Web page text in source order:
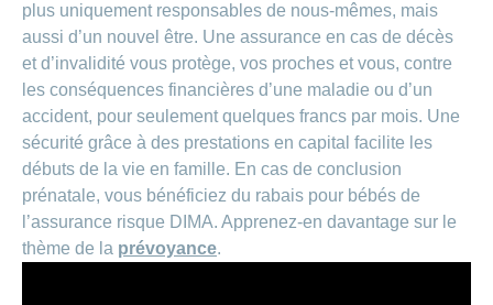
plus uniquement responsables de nous-mêmes, mais
aussi d’un nouvel être. Une assurance en cas de décès
et d’invalidité vous protège, vos proches et vous, contre
les conséquences financières d’une maladie ou d’un
accident, pour seulement quelques francs par mois. Une
sécurité grâce à des prestations en capital facilite les
débuts de la vie en famille. En cas de conclusion
prénatale, vous bénéficiez du rabais pour bébés de
l’assurance risque DIMA. Apprenez-en davantage sur le
thème de la prévoyance.